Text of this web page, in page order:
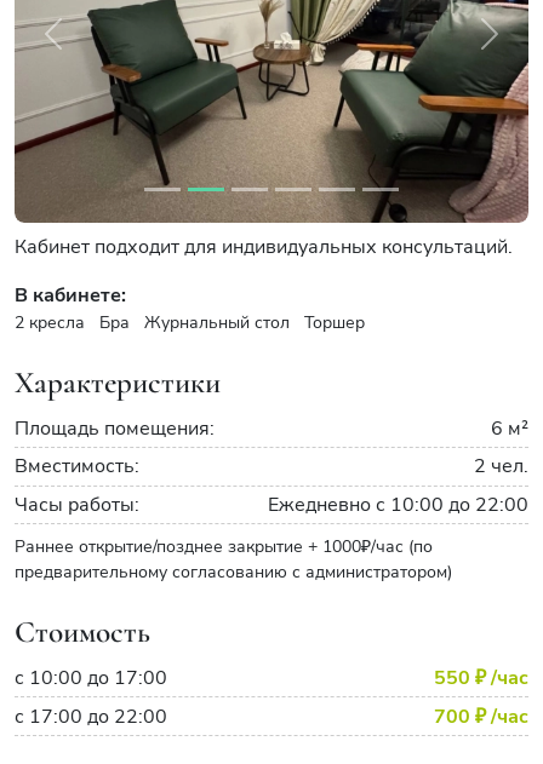
Previous Next
Кабинет подходит для индивидуальных консультаций.
В кабинете:
2 кресла Бра Журнальный стол Торшер
Характеристики
Площадь помещения:
6 м²
Вместимость:
2 чел.
Часы работы:
Ежедневно с 10:00 до 22:00
Раннее открытие/позднее закрытие + 1000₽/час (по
предварительному согласованию с администратором)
Стоимость
с 10:00 до 17:00 550 ₽/час
с 17:00 до 22:00
700 ₽/час